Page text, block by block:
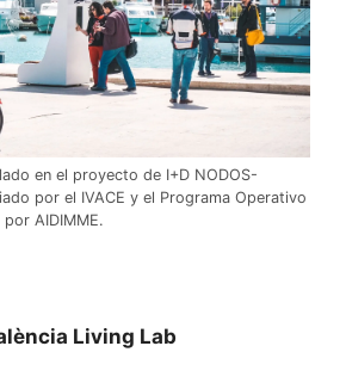
en el proyecto de I+D NODOS-
por el IVACE y el Programa Operativo
AIDIMME.
Living Lab